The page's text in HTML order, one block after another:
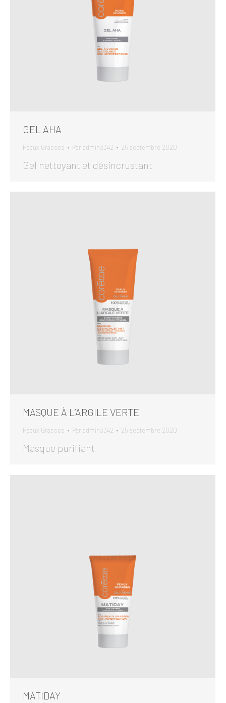
GEL AHA
Peaux Grasses Par admin3342 25 septembre 2020
Gel nettoyant et désincrustant
MASQUE À L’ARGILE VERTE
Peaux Grasses Par admin3342 25 septembre 2020
Masque purifiant
MATIDAY